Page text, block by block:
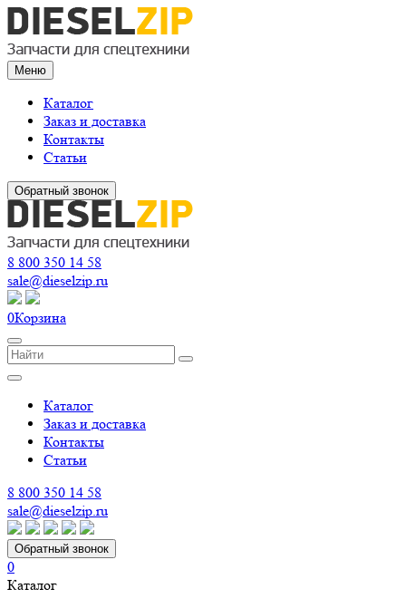
Меню
Каталог
Заказ и доставка
Контакты
Статьи
Обратный звонок
8 800 350 14 58
sale@dieselzip.ru
0Корзина
Каталог
Заказ и доставка
Контакты
Статьи
8 800 350 14 58
sale@dieselzip.ru
Обратный звонок
0
Каталог